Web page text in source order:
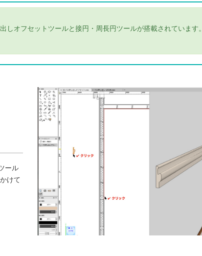
オフセットツールと接円・周長円ツールが搭載されています。
ール
けて